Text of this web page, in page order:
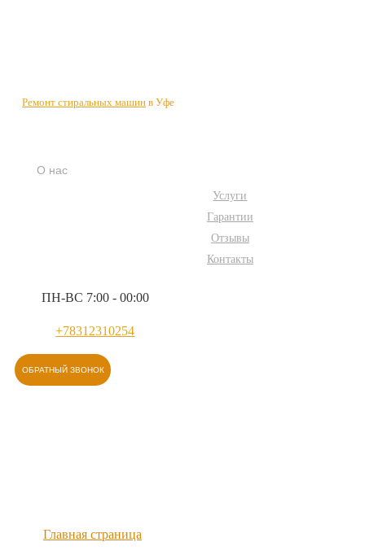
Ремонт стиральных машин в Уфе
О нас
Услуги
Гарантии
Отзывы
Контакты
ПН-ВС 7:00 - 00:00
+78312310254
ОБРАТНЫЙ ЗВОНОК
Главная страница